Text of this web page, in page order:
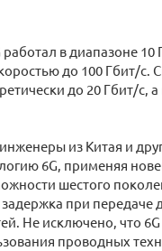
в диапазоне 10
до 100 Гбит/с.
до 20 Гбит/с,
из Китая и
6G, применяя
шестого
задержка при
Не исключено, что
проводных